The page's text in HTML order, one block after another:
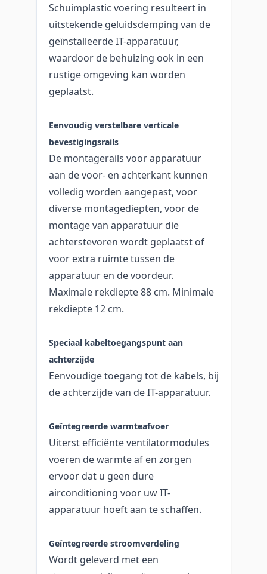
Schuimplastic voering resulteert in
uitstekende geluidsdemping van de
geïnstalleerde IT-apparatuur,
waardoor de behuizing ook in een
rustige omgeving kan worden
geplaatst.
Eenvoudig verstelbare verticale
bevestigingsrails
De montagerails voor apparatuur
aan de voor- en achterkant kunnen
volledig worden aangepast, voor
diverse montagediepten, voor de
montage van apparatuur die
achterstevoren wordt geplaatst of
voor extra ruimte tussen de
apparatuur en de voordeur.
Maximale rekdiepte 88 cm. Minimale
rekdiepte 12 cm.
Speciaal kabeltoegangspunt aan
achterzijde
Eenvoudige toegang tot de kabels, bij
de achterzijde van de IT-apparatuur.
Geïntegreerde warmteafvoer
Uiterst efficiënte ventilatormodules
voeren de warmte af en zorgen
ervoor dat u geen dure
airconditioning voor uw IT-
apparatuur hoeft aan te schaffen.
Geïntegreerde stroomverdeling
Wordt geleverd met een